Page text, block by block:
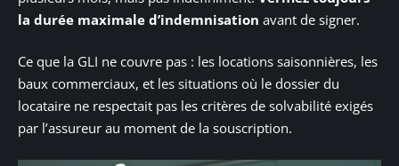
la durée maximale d’indemnisation avant de signer.
Ce que la GLI ne couvre pas : les locations saisonnières, les
baux commerciaux, et les situations où le dossier du
locataire ne respectait pas les critères de solvabilité exigés
par l’assureur au moment de la souscription.